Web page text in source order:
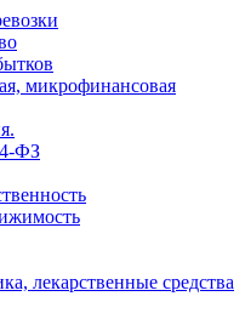
микрофинансовая
ФЗ
лекарственные средства